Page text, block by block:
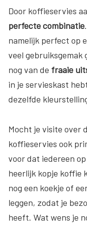
Door koffieservies
perfecte combinatie
namelijk perfect op
veel
nog van de fraaie
in je servieskast
dezelfde
Mocht je visite over
koffieservies ook
voor dat iedereen
heerlijk kopje koffie
nog een koekje of
leggen, zodat je
heeft. Wat wens je